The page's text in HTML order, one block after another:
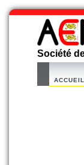
Société
ACCUEIL